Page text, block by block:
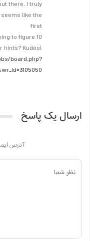
there. I truly
like the
first
10 to 15 minutes are usually wasted just trying to figure
hints? Kudos!
board.php?
ارسال یک پاسخ
آدرس